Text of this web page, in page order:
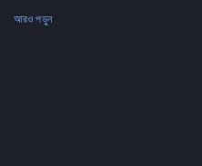
আরও পড়ুন